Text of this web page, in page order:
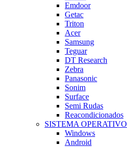
Emdoor
Getac
Triton
Acer
Samsung
Teguar
DT Research
Zebra
Panasonic
Sonim
Surface
Semi Rudas
Reacondicionados
SISTEMA OPERATIVO
Windows
Android